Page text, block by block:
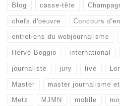
Blog casse-tête
chefs d'oeuvre Concours
entretiens du webjournalisme
Hervé Boggio international
journaliste jury live
Master master journalisme
Metz MJMN mobile